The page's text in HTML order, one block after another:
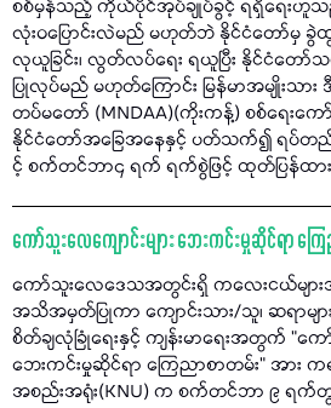
စစ်မှန်သည့် ကိုယ်ပိုင်အုပ်ချုပ်ခွင့် ရရှိရေးဟူ
လုံးဝပြောင်းလဲမည် မဟုတ်ဘဲ နိုင်ငံတော်မှ ခွဲ
လုယူခြင်း၊ လွတ်လပ်ရေး ရယူပြီး နိုင်ငံတော်သ
ပြုလုပ်မည် မဟုတ်ကြောင်း မြန်မာအမျိုးသ
တပ်မတော် (MNDAA)(ကိုးကန့်) စစ်ရေ
နိုင်ငံတော်အခြေအနေနှင့် ပတ်သက်၍ ရပ်တည်
င့် စက်တင်ဘာ၄ ရက် ရက်စွဲဖြင့် ထုတ်ပြန်ထာ
ကော်သူးလေကျောင်းများ ဘေးကင်းမှုဆိုင်ရာ ကြ
ကော်သူးလေဒေသအတွင်းရှိ ကလေးငယ်များ
အသိအမှတ်ပြုကာ ကျောင်းသား/သူ၊ ဆရာများ
စိတ်ချလုံခြုံရေးနှင့် ကျန်းမာရေးအတွက် "ကေ
ဘေးကင်းမှုဆိုင်ရာ ကြေညာစာတမ်း" အား က
အစည်းအရုံး(KNU) က စက်တင်ဘာ ၉ ရ